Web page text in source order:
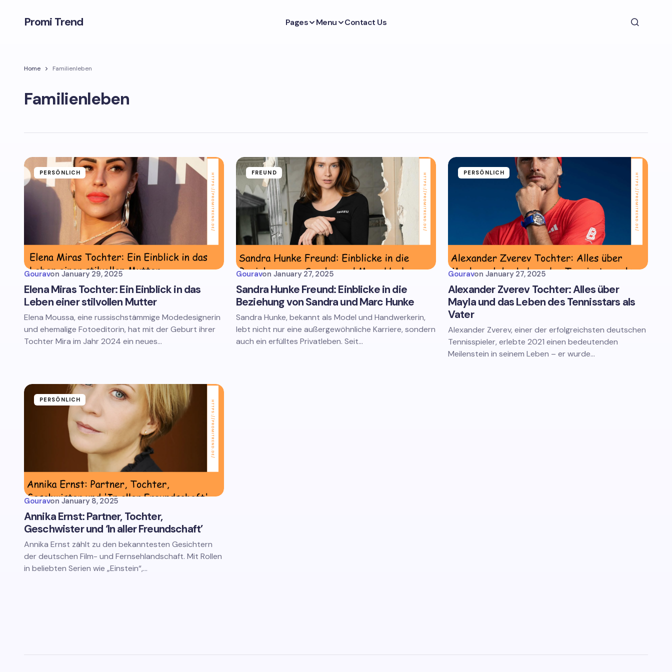
Promi Trend Pages Menu Contact Us
Home Familienleben
Familienleben
PERSÖNLICH
Gouravon January 29, 2025
Elena Miras Tochter: Ein Einblick in das
Leben einer stilvollen Mutter
Elena Moussa, eine russischstämmige Modedesignerin
und ehemalige Fotoeditorin, hat mit der Geburt ihrer
Tochter Mira im Jahr 2024 ein neues…
FREUND
Gouravon January 27, 2025
Sandra Hunke Freund: Einblicke in die
Beziehung von Sandra und Marc Hunke
Sandra Hunke, bekannt als Model und Handwerkerin,
lebt nicht nur eine außergewöhnliche Karriere, sondern
auch ein erfülltes Privatleben. Seit…
PERSÖNLICH
Gouravon January 27, 2025
Alexander Zverev Tochter: Alles über
Mayla und das Leben des Tennisstars als
Vater
Alexander Zverev, einer der erfolgreichsten deutschen
Tennisspieler, erlebte 2021 einen bedeutenden
Meilenstein in seinem Leben – er wurde…
PERSÖNLICH
Gouravon January 8, 2025
Annika Ernst: Partner, Tochter,
Geschwister und ‘In aller Freundschaft’
Annika Ernst zählt zu den bekanntesten Gesichtern
der deutschen Film- und Fernsehlandschaft. Mit Rollen
in beliebten Serien wie „Einstein“,…